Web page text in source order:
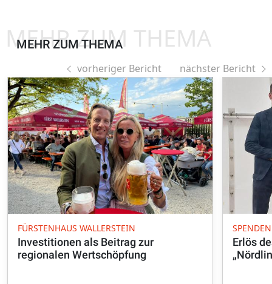
MEHR ZUM THEMA
MEHR ZUM THEMA
vorheriger Bericht nächster Bericht
FÜRSTENHAUS WALLERSTEIN
Investitionen als Beitrag zur
regionalen Wertschöpfung
SPENDEN
Erlös